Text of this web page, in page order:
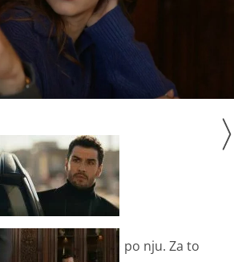
kad Nuh dođe po nju. Za to